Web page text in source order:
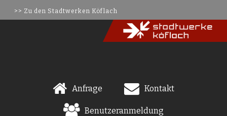
>> Zu den Stadtwerken Köflach
Anfrage Kontakt
Benutzeranmeldung